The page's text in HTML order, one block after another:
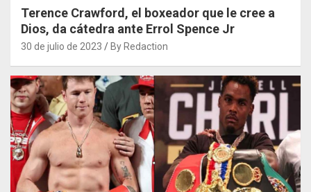
Terence Crawford, el boxeador que le cree a
Dios, da cátedra ante Errol Spence Jr
30 de julio de 2023 By Redaction